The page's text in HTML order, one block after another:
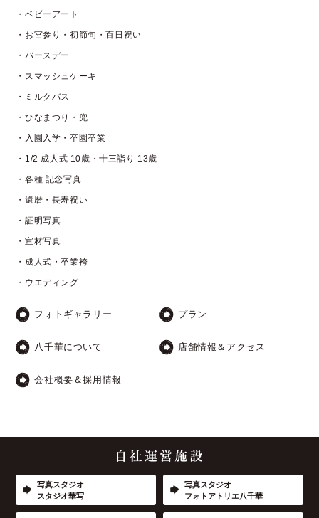
・ベビーアート
・お宮参り・初節句・百日祝い
・バースデー
・スマッシュケーキ
・ミルクバス
・ひなまつり・兜
・入園入学・卒園卒業
・1/2 成人式 10歳・十三詣り 13歳
・各種 記念写真
・還暦・長寿祝い
・証明写真
・宣材写真
・成人式・卒業袴
・ウエディング
フォトギャラリー プラン
八千華について 店舗情報＆アクセス
会社概要＆採用情報
写真スタジオ
スタジオ華写
写真スタジオ
フォトアトリエ八千華